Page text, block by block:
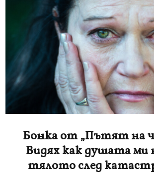
Бонка от „Пътят на
Видях как душата ми
тялото след